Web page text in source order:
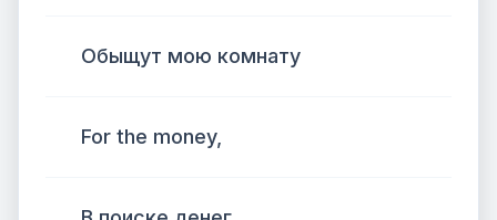
Обыщут мою комнату
For the money,